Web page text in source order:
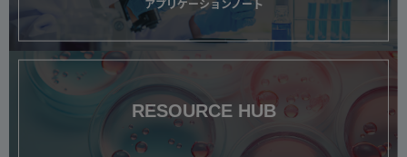
RESOURCE HUB